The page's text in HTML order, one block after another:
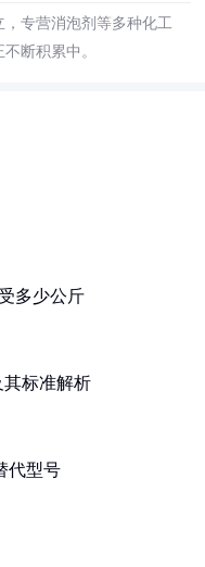
，专营消泡剂等多种化工
断积累中。
多少公斤
其标准解析
代型号